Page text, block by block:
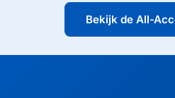
Bekijk de All-